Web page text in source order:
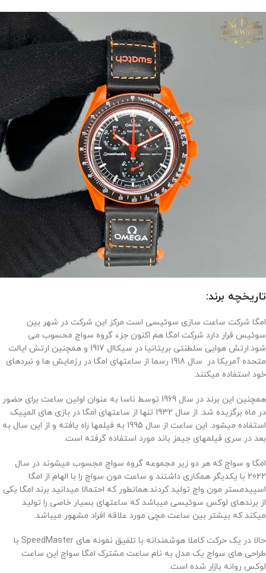
تاریخچه برند:
امگا شرکت ساعت سازی سوئیسی است.مرکز این شرکت در شهر بین
سوئیس قرار دارد شرکت امگا هم اکنون جزء گروه سواچ محسوب می
شود.ارتش هوایی سلطنتی بریتانیا در سیکاال 1917 و همچنین ارتش ایالت
متحده آمریکا در سال 1918 رسما از ساعتهای امگا در رزمایش ها و نبردهای
خود استفاده میکنند.
همچنین این برند در سال 1969 توسط ناسا به عنوان اولین ساعت برای حضور
در ماه برگزیده شد. از سال 1932 تنها از ساعتهای امگا در بازی های المپیک
استفاده میشود. این ساعت از سال 1995 به فیلمها راه یافته و از این سال به
بعد در سری فیلمهای جیمز باند مورد استفاده گرفته است.
امگا و سواچ که هر دو زیر مجموعه گروه سواچ مجسوب میشوند در سال
2022 با یکدیگر همکاری داشتند و ساعت مون سواچ را با الهام از امگا
اسپیدمستر مون واچ تولید کردند.همانطور که احتمالا میدانید برند امگا یکی
از برندهای لوکس سوئیسی میباشد که ساعتهای بسیار خاصی را تولید
میکند که بیشتر بین ساعت مچی مورد علاقه افراد مشهور میباشد.
حالا در یک حرکت کاملا هوشمندانه با تلفیق نمونه های SpeedMaster با
طراحی های سواچ یک مدل به نام ساعت مشترک امگا سواچ این ساعت
لوکس روانه بازار شده است.